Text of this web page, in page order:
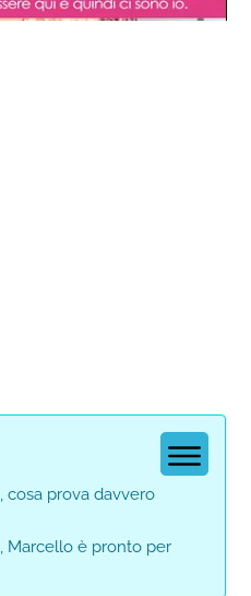
cosa prova davvero
Marcello è pronto per